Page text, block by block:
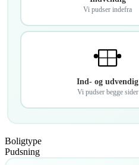
Vi pudser indefra
Ind- og udvendig
Vi pudser begge sider
Boligtype
Pudsning